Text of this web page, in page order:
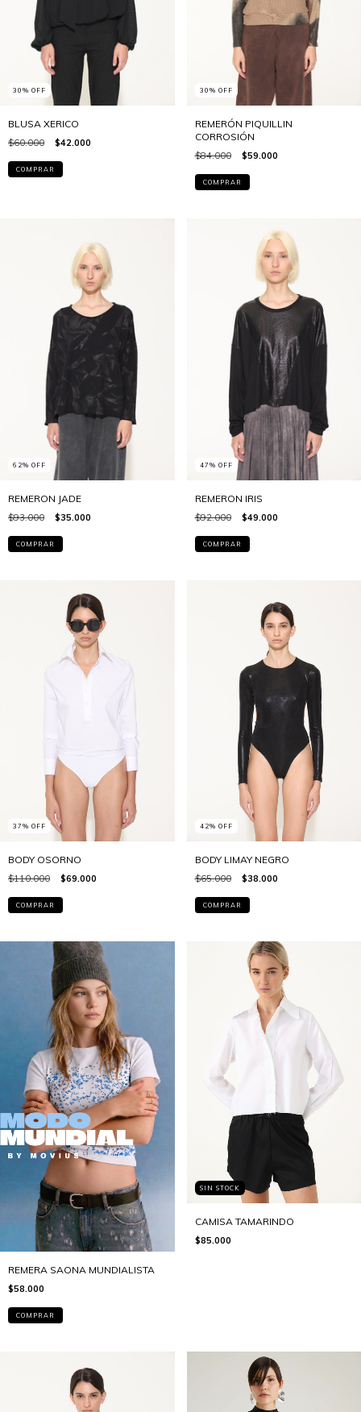
30 % OFF
BLUSA XERICO
$60.000 $42.000
COMPRAR
30 % OFF
REMERÓN PIQUILLIN
CORROSIÓN
$84.000 $59.000
COMPRAR
62% OFF
REMERON JADE
$93.000 $35.000
COMPRAR
47 % OFF
REMERON IRIS
$92.000 $49.000
COMPRAR
37 % OFF
BODY OSORNO
$110.000 $69.000
COMPRAR
42% OFF
BODY LIMAY NEGRO
$65.000 $38.000
COMPRAR
REMERA SAONA MUNDIALISTA
$58.000
COMPRAR
SIN STOCK
CAMISA TAMARINDO
$85.000